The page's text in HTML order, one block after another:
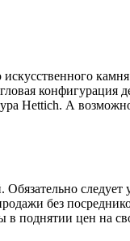
конфигурация
Hettich. А
следует
без
поднятии цен на